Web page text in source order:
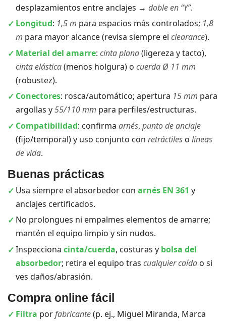
desplazamientos entre anclajes → doble en “Y”.
Longitud: 1,5 m para espacios más controlados; 1,8
m para mayor alcance (revisa siempre el clearance).
Material del amarre: cinta plana(ligereza y tacto),
cinta elástica(menos holgura) o cuerda Ø 11 mm
(robustez).
Conectores: rosca/automático; apertura 15 mm para
argollas y55/110 mm para perfiles/estructuras.
Compatibilidad: confirma arnés, punto de anclaje
(fijo/temporal) y uso conjunto con retráctiles o líneas
de vida.
Buenas prácticas
Usa siempre el absorbedor con arnés EN 361 y
anclajes certificados.
No prolongues ni empalmes elementos de amarre;
mantén el equipo limpio y sin nudos.
Inspecciona cinta/cuerda, costuras y bolsa del
absorbedor; retira el equipo tras cualquier caída o si
ves daños/abrasión.
Compra online fácil
Filtra porfabricante(p. ej., Miguel Miranda, Marca